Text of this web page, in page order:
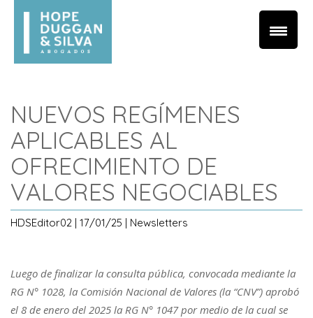
NUEVOS REGÍMENES
APLICABLES AL
OFRECIMIENTO DE
VALORES NEGOCIABLES
HDSEditor02 | 17/01/25 | Newsletters
Luego de finalizar la consulta pública, convocada mediante la
RG N° 1028, la Comisión Nacional de Valores (la “CNV”) aprobó
el 8 de enero del 2025 la RG N° 1047 por medio de la cual se